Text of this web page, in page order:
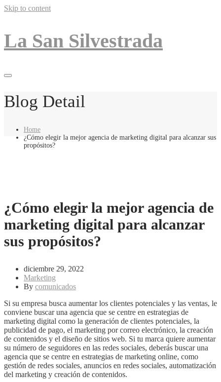
Skip to content
La San Silvestrada
Blog Detail
Home
¿Cómo elegir la mejor agencia de marketing digital para alcanzar sus
propósitos?
¿Cómo elegir la mejor agencia de
marketing digital para alcanzar
sus propósitos?
diciembre 29, 2022
Marketing
By comunicados
Si su empresa busca aumentar los clientes potenciales y las ventas, le
conviene buscar una agencia que se centre en estrategias de
marketing digital como la generación de clientes potenciales, la
publicidad de pago, el marketing por correo electrónico, la creación
de contenidos y el diseño de sitios web. Si tu marca quiere aumentar
su número de seguidores en las redes sociales, deberás buscar una
agencia que se centre en estrategias de marketing online, como
gestión de redes sociales, anuncios en redes sociales, automatización
del marketing y creación de contenidos.